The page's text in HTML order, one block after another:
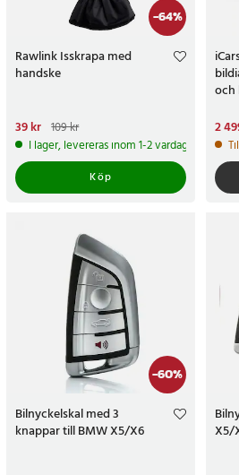
-64%
Rawlink Isskrapa med
handske
Nuvarande pris
pris:109 kr
39 kr 109 kr
I lager, levereras inom 1-2 vardagar
Köp
och
2
2
-60%
Bilnyckelskal med 3
knappar till BMW X5/X6
X5/